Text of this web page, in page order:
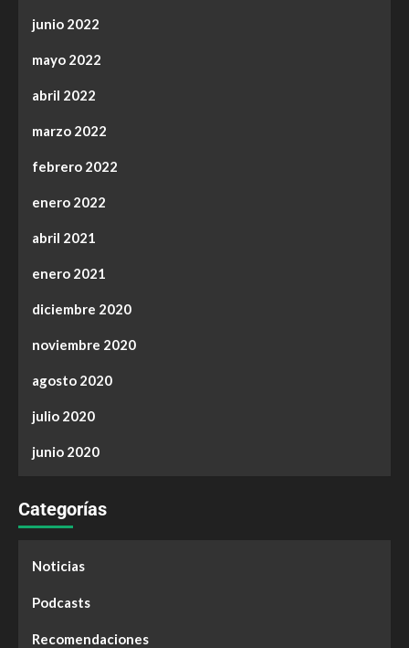
junio 2022
mayo 2022
abril 2022
marzo 2022
febrero 2022
enero 2022
abril 2021
enero 2021
diciembre 2020
noviembre 2020
agosto 2020
julio 2020
junio 2020
Categorías
Noticias
Podcasts
Recomendaciones